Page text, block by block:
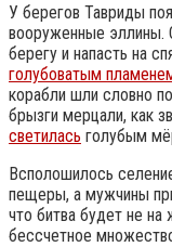
У берегов Тавриды
вооруженные эллины.
берегу и напасть на
голубоватым
корабли шли словно
брызги мерцали, как
светилась голубым
Всполошилось
пещеры, а мужчины
что битва будет не на
бессчетное